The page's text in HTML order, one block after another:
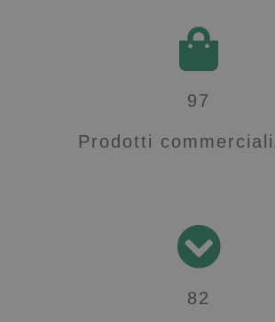
97
Prodotti
82